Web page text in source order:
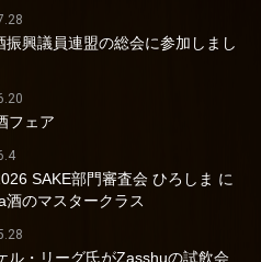
振興議員連盟の総会に参加しまし
フェア
SAKE部門審査会 ひろしま に
酒のマスタークラス
ル・リーグ氏がZasshuの試飲会